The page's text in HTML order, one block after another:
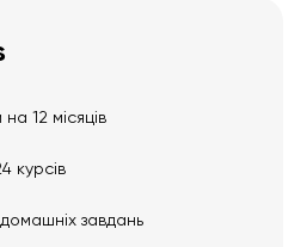
12 місяців
курсів
завдань